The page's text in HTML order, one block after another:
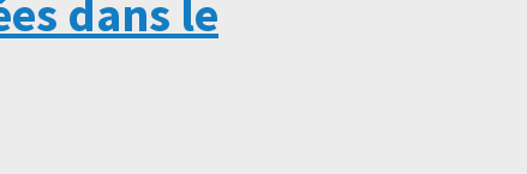
dans le